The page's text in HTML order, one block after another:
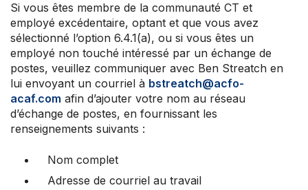
Si vous êtes membre de la communauté CT et
employé excédentaire, optant et que vous avez
sélectionné l’option 6.4.1(a), ou si vous êtes un
employé non touché intéressé par un échange de
postes, veuillez communiquer avec Ben Streatch en
lui envoyant un courriel à bstreatch@acfo-
acaf.com afin d’ajouter votre nom au réseau
d’échange de postes, en fournissant les
renseignements suivants :
Nom complet
Adresse de courriel au travail